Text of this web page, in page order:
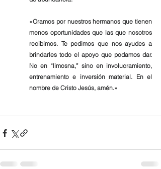
«Oramos por nuestros hermanos que tienen
menos oportunidades que las que nosotros
recibimos. Te pedimos que nos ayudes a
brindarles todo el apoyo que podamos dar.
No en “limosna,” sino en involucramiento,
entrenamiento e inversión material. En el
nombre de Cristo Jesús, amén.»